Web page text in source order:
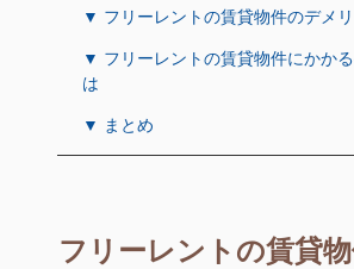
▼ フリーレントの賃貸物件のデメ
▼ フリーレントの賃貸物件にかか
は
▼ まとめ
フリーレントの賃貸